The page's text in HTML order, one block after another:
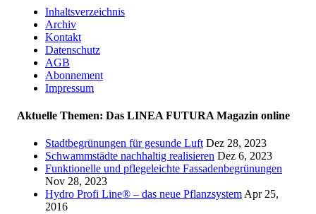
Inhaltsverzeichnis
Archiv
Kontakt
Datenschutz
AGB
Abonnement
Impressum
Aktuelle Themen: Das LINEA FUTURA Magazin online
Stadtbegrünungen für gesunde Luft Dez 28, 2023
Schwammstädte nachhaltig realisieren Dez 6, 2023
Funktionelle und pflegeleichte Fassadenbegrünungen
Nov 28, 2023
Hydro Profi Line® – das neue Pflanzsystem Apr 25,
2016